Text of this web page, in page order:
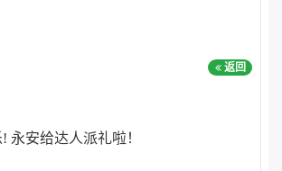
返回
永安给达人派礼啦！